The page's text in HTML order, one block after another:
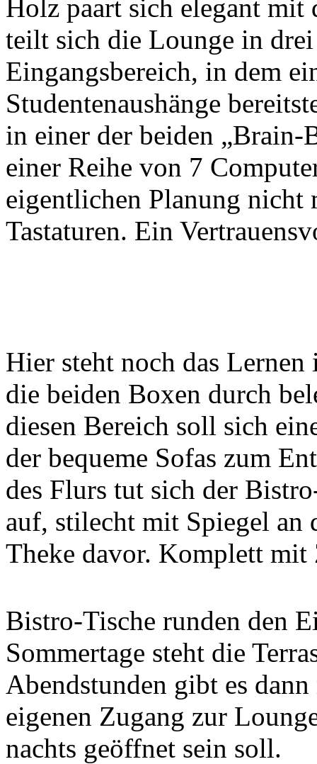
Holz paart sich elegant
teilt sich die Lounge in
Eingangsbereich, in dem
Studentenaushänge
in einer der beiden
einer Reihe von 7
eigentlichen Planung nicht
Tastaturen. Ein
Hier steht noch das
die beiden Boxen durch
diesen Bereich soll sich
der bequeme Sofas zum
des Flurs tut sich der
auf, stilecht mit Spiegel an
Theke davor. Komplett mit
Bistro-Tische runden den
Sommertage steht die
Abendstunden gibt es
eigenen Zugang zur
nachts geöffnet sein soll.